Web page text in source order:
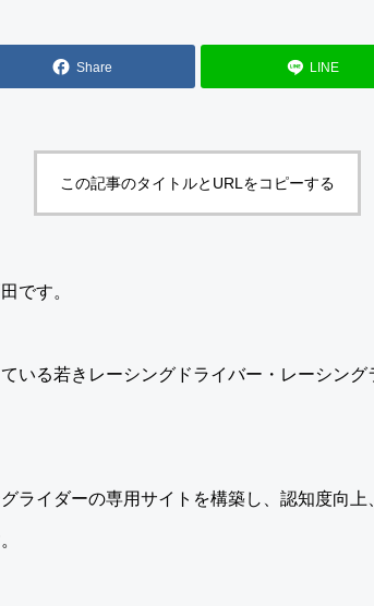
Share LINE
この記事のタイトルとURLをコピーする
です。
いる若きレーシングドライバー・レーシン
ライダーの専用サイトを構築し、認知度向